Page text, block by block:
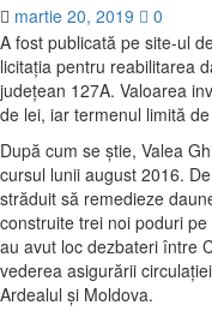
martie 20, 2019
0
A fost publicată pe site-ul
licitaţia pentru reabilitarea
judeţean 127A. Valoarea
de lei, iar termenul limită
După cum se ştie, Valea
cursul lunii august 2016.
străduit să remedieze
construite trei noi poduri
au avut loc dezbateri între
vederea asigurării
Ardealul şi Moldova.